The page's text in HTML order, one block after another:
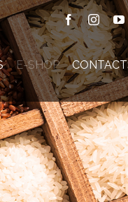
Facebook
E-SHOP